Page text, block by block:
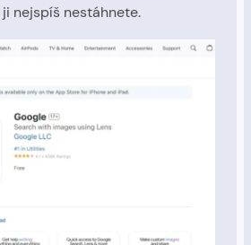
nejspíš nestáhnete.